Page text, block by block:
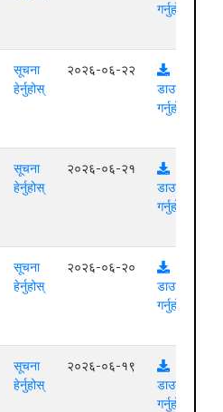
गर्नुहोस्
सूचना
हेर्नुहोस्
२०२६-०६-२२
डाउनलोड
गर्नुहोस्
सूचना
हेर्नुहोस्
२०२६-०६-२१
डाउनलोड
गर्नुहोस्
सूचना
हेर्नुहोस्
२०२६-०६-२०
डाउनलोड
गर्नुहोस्
सूचना
हेर्नुहोस्
२०२६-०६-१९
डाउनलोड
गर्नुहोस्